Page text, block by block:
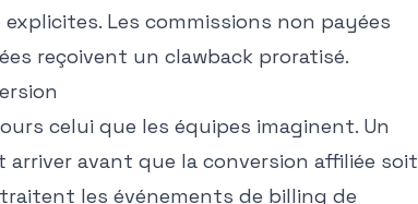
Les commissions non payées
reçoivent un clawback proratisé.
celui que les équipes imaginent. Un
avant que la conversion affiliée soit
les événements de billing de